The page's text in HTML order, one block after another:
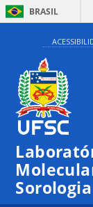
BRASIL
Sorologia